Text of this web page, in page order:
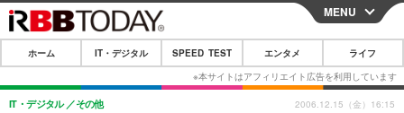
CLOSE
ホーム
IT・デジタル
MENU
ホーム IT・デジタル SPEED TEST エンタメ ライフ
IT・デジタル その他 2006.12.15（金）16:15